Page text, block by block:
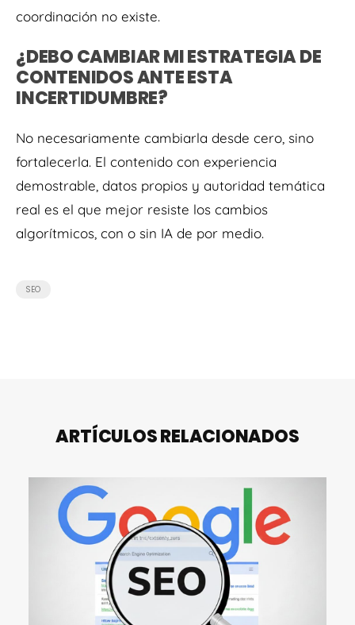
coordinación no existe.
¿DEBO CAMBIAR MI ESTRATEGIA DE
CONTENIDOS ANTE ESTA
INCERTIDUMBRE?
No necesariamente cambiarla desde cero, sino
fortalecerla. El contenido con experiencia
demostrable, datos propios y autoridad temática
real es el que mejor resiste los cambios
algorítmicos, con o sin IA de por medio.
SEO
ARTÍCULOS RELACIONADOS